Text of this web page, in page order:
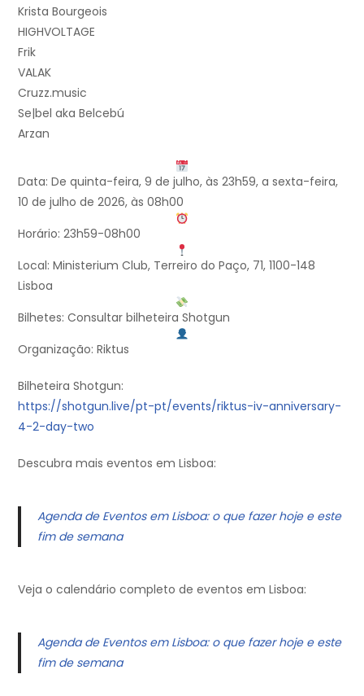
Krista Bourgeois
HIGHVOLTAGE
Frik
VALAK
Cruzz.music
Se|bel aka Belcebú
Arzan
Data: De quinta-feira, 9 de julho, às 23h59, a sexta-feira,
10 de julho de 2026, às 08h00
Horário: 23h59-08h00
Local: Ministerium Club, Terreiro do Paço, 71, 1100-148
Lisboa
Bilhetes: Consultar bilheteira Shotgun
Organização: Riktus
Bilheteira Shotgun:
https://shotgun.live/pt-pt/events/riktus-iv-anniversary-
4-2-day-two
Descubra mais eventos em Lisboa:
Agenda de Eventos em Lisboa: o que fazer hoje e este
fim de semana
Veja o calendário completo de eventos em Lisboa:
Agenda de Eventos em Lisboa: o que fazer hoje e este
fim de semana